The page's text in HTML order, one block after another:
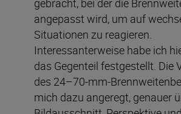
gebracht, bei der die
angepasst wird, um auf
Situationen zu reagieren.
Interessanterweise habe ich
das Gegenteil festgestellt. Die
des 24–70-mm-
mich dazu angeregt, genauer